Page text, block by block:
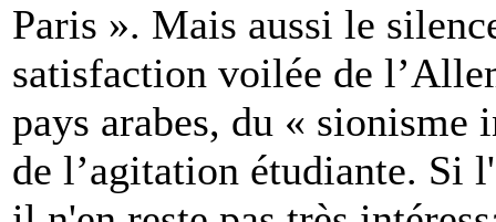
Paris ». Mais aussi le
satisfaction voilée de
pays arabes, du « sionisme
de l’agitation étudiante. Si